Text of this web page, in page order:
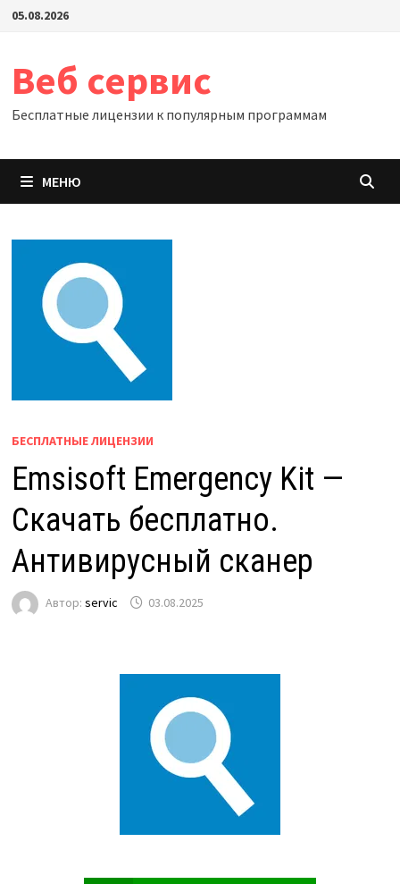
Перейти
содержимому
05.08.2026
Веб сервис
Бесплатные лицензии к популярным программам
МЕНЮ
БЕСПЛАТНЫЕ ЛИЦЕНЗИИ
Emsisoft Emergency Kit —
Скачать бесплатно.
Антивирусный сканер
Автор: servic 03.08.2025